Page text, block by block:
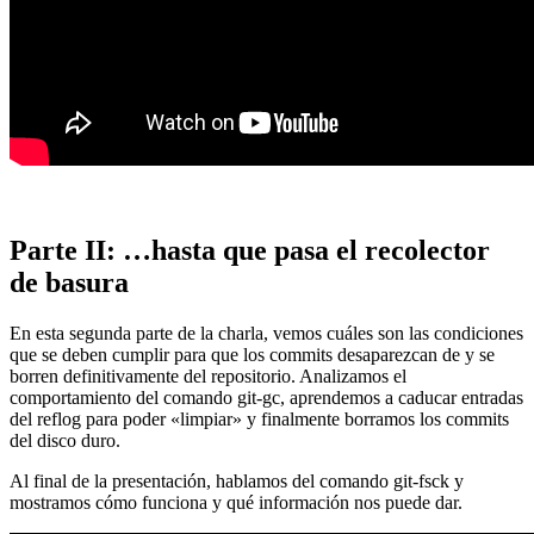
Parte II: …hasta que pasa el recolector
de basura
En esta segunda parte de la charla, vemos cuáles son las condiciones
que se deben cumplir para que los commits desaparezcan de y se
borren definitivamente del repositorio. Analizamos el
comportamiento del comando git-gc, aprendemos a caducar entradas
del reflog para poder «limpiar» y finalmente borramos los commits
del disco duro.
Al final de la presentación, hablamos del comando git-fsck y
mostramos cómo funciona y qué información nos puede dar.